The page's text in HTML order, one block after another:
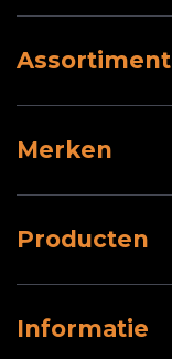
Assortiment
Merken
Producten
Informatie